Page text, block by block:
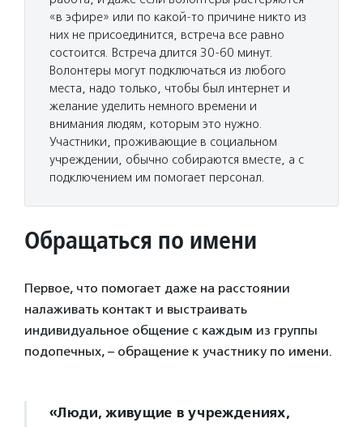
«в эфире» или по какой-то причине никто из
них не присоединится, встреча все равно
состоится. Встреча длится 30-60 минут.
Волонтеры могут подключаться из любого
места, надо только, чтобы был интернет и
желание уделить немного времени и
внимания людям, которым это нужно.
Участники, проживающие в социальном
учреждении, обычно собираются вместе, а с
подключением им помогает персонал.
Обращаться по имени
Первое, что помогает даже на расстоянии
налаживать контакт и выстраивать
индивидуальное общение с каждым из группы
подопечных, – обращение к участнику по имени.
«Люди, живущие в учреждениях,